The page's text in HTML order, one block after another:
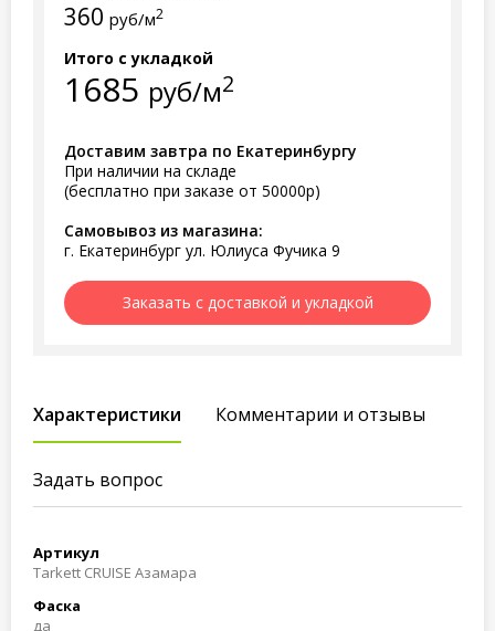
360 руб/м2
Итого с укладкой
1685 руб/м2
Доставим завтра по Екатеринбургу
При наличии на складе
(бесплатно при заказе от 50000р)
Самовывоз из магазина:
г. Екатеринбург ул. Юлиуса Фучика 9
Заказать с доставкой и укладкой
Характеристики Комментарии и отзывы
Задать вопрос
Артикул
Tarkett CRUISE Азамара
Фаска
да